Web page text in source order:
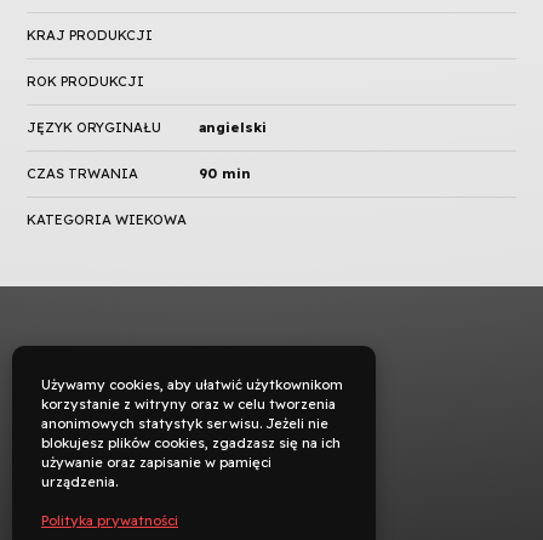
KRAJ PRODUKCJI
ROK PRODUKCJI
JĘZYK ORYGINAŁU angielski
CZAS TRWANIA 90 min
KATEGORIA WIEKOWA
Używamy cookies, aby ułatwić użytkownikom
korzystanie z witryny oraz w celu tworzenia
anonimowych statystyk serwisu. Jeżeli nie
blokujesz plików cookies, zgadzasz się na ich
używanie oraz zapisanie w pamięci
urządzenia.
Polityka prywatności